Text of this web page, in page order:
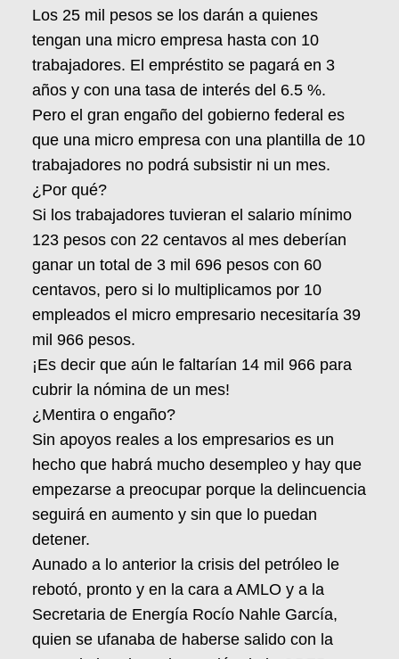
Los 25 mil pesos se los darán a quienes
tengan una micro empresa hasta con 10
trabajadores. El empréstito se pagará en 3
años y con una tasa de interés del 6.5 %.
Pero el gran engaño del gobierno federal es
que una micro empresa con una plantilla de 10
trabajadores no podrá subsistir ni un mes.
¿Por qué?
Si los trabajadores tuvieran el salario mínimo
123 pesos con 22 centavos al mes deberían
ganar un total de 3 mil 696 pesos con 60
centavos, pero si lo multiplicamos por 10
empleados el micro empresario necesitaría 39
mil 966 pesos.
¡Es decir que aún le faltarían 14 mil 966 para
cubrir la nómina de un mes!
¿Mentira o engaño?
Sin apoyos reales a los empresarios es un
hecho que habrá mucho desempleo y hay que
empezarse a preocupar porque la delincuencia
seguirá en aumento y sin que lo puedan
detener.
Aunado a lo anterior la crisis del petróleo le
rebotó, pronto y en la cara a AMLO y a la
Secretaria de Energía Rocío Nahle García,
quien se ufanaba de haberse salido con la